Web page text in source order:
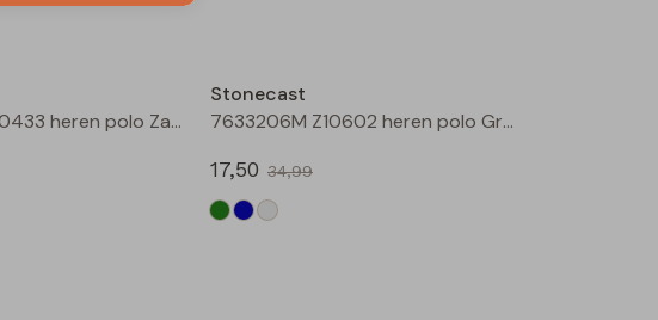
MT-49353A Z10433 heren polo Zand
Stonecast
7633206M Z10602 heren polo Groen
17,50 34,99